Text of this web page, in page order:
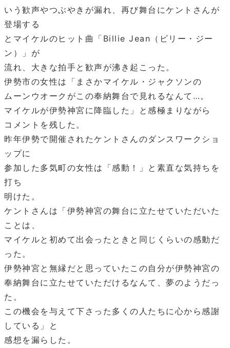
いう歓声やつぶやきが漏れ、再び舞台にケントさんが
登場する
とマイケルのヒット曲「Billie Jean（ビリー・ジー
ン）」が
流れ、大きな拍手と歓声が沸き起こった。
伊勢市の女性は「まさかマイケル・ジャクソンの
ムーンウオークがこの奉納舞台で見れるなんて…。
マイケルが伊勢神宮に降臨した」と感極まりながら
コメントを残した。
昨年伊勢で開催されたケントさんのダンスワークショ
ップに
参加した多気町の女性は「感動！」と素直な気持ちを
打ち
明けた。
ケントさんは「伊勢神宮の舞台に立たせていただいた
ことは、
マイケルと初めて出会ったときと同じくらいの感動だ
った。
伊勢神宮と無縁だと思っていたこの自分が伊勢神宮の
奉納舞台に立たせていただけるなんて、夢のようだっ
た。
この機会を与えて下さった多くの人たちに心から感謝
している」と
感想を漏らした。